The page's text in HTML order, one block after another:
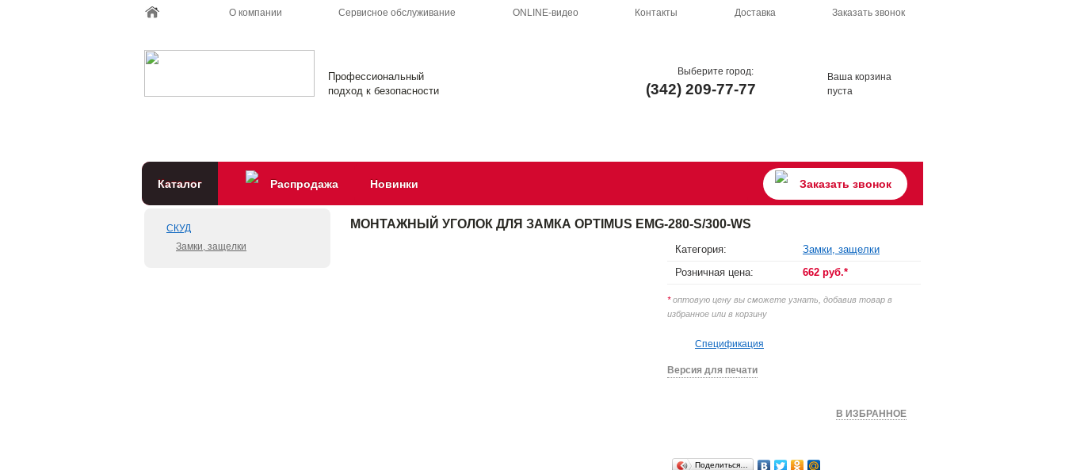
О компании Сервисное обслуживание ONLINE-видео Контакты Доставка Заказать звонок
Профессиональный
подход к безопасности
Выберите город:
(342) 209-77-77
Ваша корзина
пуста
Каталог Распродажа Новинки Заказать звонок
СКУД
Замки, защелки
МОНТАЖНЫЙ УГОЛОК ДЛЯ ЗАМКА OPTIMUS EMG-280-S/300-WS
Категория:
Замки, защелки
Розничная цена:
662 руб.*
*оптовую цену вы сможете узнать, добавив товар в
избранное или в корзину
Спецификация
Версия для печати
В ИЗБРАННОЕ
Поделиться…